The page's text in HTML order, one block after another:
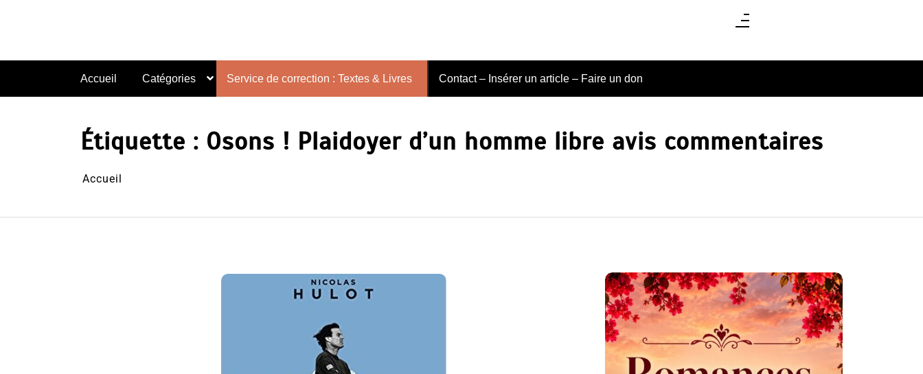
Accueil Catégories Service de correction : Textes & Livres Contact – Insérer un article – Faire un don
Étiquette : Osons ! Plaidoyer d’un homme libre avis commentaires
Accueil